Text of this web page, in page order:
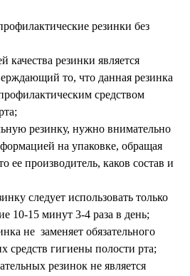
резинки без
качества резинки является
то, что данная резинка
средством
резинку, нужно внимательно
на упаковке, обращая
ее производитель, каков состав и
следует использовать только
10-15 минут 3-4 раза в день;
не заменяет обязательного
средств гигиены полости рта;
резинок не является